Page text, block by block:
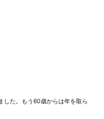
した。もう60歳からは年を取ら